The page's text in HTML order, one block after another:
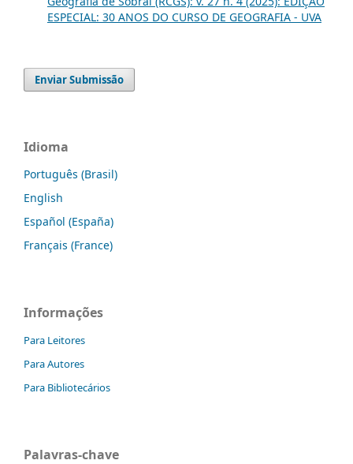
ESPECIAL: 30 ANOS DO CURSO DE GEOGRAFIA - UVA
Enviar Submissão
Idioma
Português (Brasil)
English
Español (España)
Français (France)
Informações
Para Leitores
Para Autores
Para Bibliotecários
Palavras-chave